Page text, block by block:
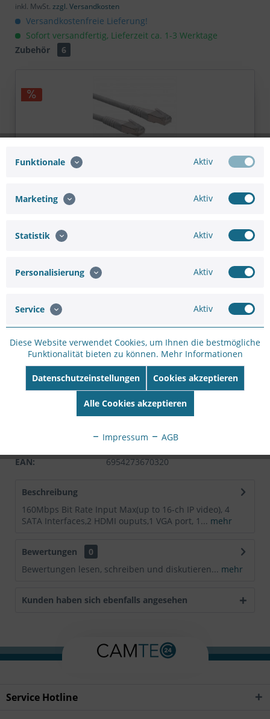
inkl. MwSt. zzgl. Versandkosten
Versandkostenfreie Lieferung!
Sofort versandfertig, Lieferzeit ca. 1-3 Werktage
Zubehör
6
ROLINE Patchkabel Cat.6 (Class E) S/FTP (PiMF),...
Merken Bewerten
75661091625
EAN:
6954273670320
Beschreibung
160Mbps Bit Rate Input Max(up to 16-ch IP video), 4
SATA Interfaces,2 HDMI ouputs,1 VGA port, 1... mehr
Bewertungen
0
Bewertungen lesen, schreiben und diskutieren... mehr
Kunden haben sich ebenfalls angesehen
Service Hotline
Funktionale Aktiv
Marketing Aktiv
Statistik Aktiv
Personalisierung Aktiv
Service Aktiv
Diese Website verwendet Cookies, um Ihnen die bestmögliche
Funktionalität bieten zu können. Mehr Informationen
Datenschutzeinstellungen Cookies akzeptieren
Alle Cookies akzeptieren
Impressum AGB